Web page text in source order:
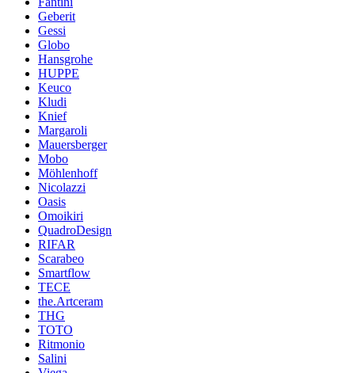
Geberit
Gessi
Globo
Hansgrohe
HUPPE
Keuco
Kludi
Knief
Margaroli
Mauersberger
Mobo
Möhlenhoff
Nicolazzi
Oasis
Omoikiri
QuadroDesign
RIFAR
Scarabeo
Smartflow
TECE
the.Artceram
THG
TOTO
Ritmonio
Salini